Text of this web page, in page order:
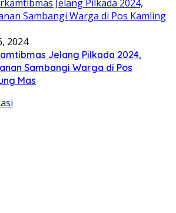
2024
Jelang Pilkada 2024,
Sambangi Warga di Pos
Mas